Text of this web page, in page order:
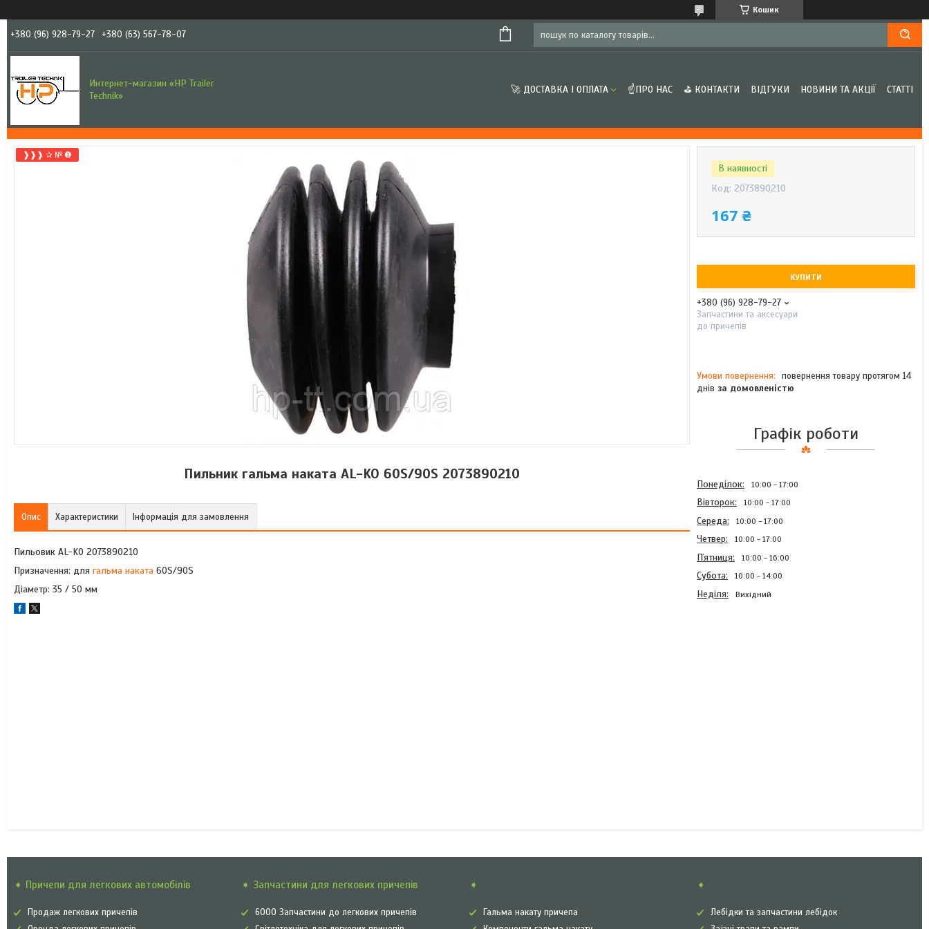
Кошик
+380 (96) 928-79-27 +380 (63) 567-78-07
Интернет-магазин «HP Trailer
Technik»
🚀 ДОСТАВКА І ОПЛАТА ☝ПРО НАС ⛳ КОНТАКТИ ВІДГУКИ НОВИНИ ТА АКЦІЇ СТАТТІ
❱❱❱ ✰ № ❶
Пильник гальма наката AL-KO 60S/90S 2073890210
Опис Характеристики Інформація для замовлення
Пильовик AL-KO 2073890210
Призначення: для гальма наката 60S/90S
Діаметр: 35 / 50 мм
В наявності
Код: 2073890210
167 ₴
КУПИТИ
+380 (96) 928-79-27
Запчастини та аксесуари
до причепів
повернення товару протягом 14
днів за домовленістю
Графік роботи
Понеділок 10:00 17:00
Вівторок 10:00 17:00
Середа 10:00 17:00
Четвер 10:00 17:00
Пʼятниця 10:00 16:00
Субота 10:00 14:00
Неділя Вихідний
➧ Причепи для легкових автомобілів
Продаж легкових причепів
➧ Запчастини для легкових причепів
6000 Запчастини до легкових причепів
➧
Гальма накату причепа
➧
Лебідки та запчастини лебідок